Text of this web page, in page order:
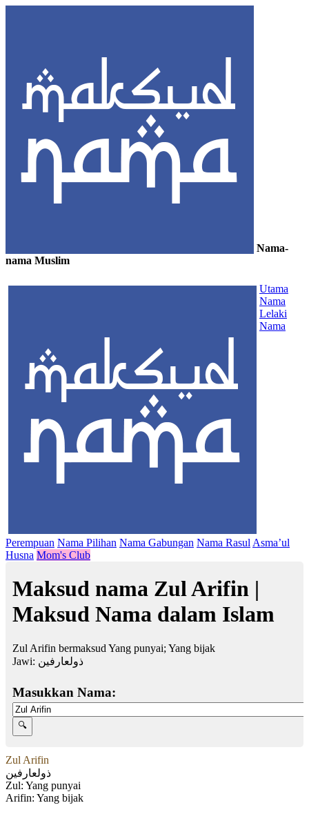
Nama-
nama Muslim
Utama
Nama
Lelaki
Nama
Perempuan Nama Pilihan Nama Gabungan Nama Rasul Asma’ul
Husna Mom's Club
Maksud nama Zul Arifin |
Maksud Nama dalam Islam
Zul Arifin bermaksud Yang punyai; Yang bijak
Jawi: ذولعارفين
Masukkan Nama:
Zul Arifin
ذولعارفين
Zul: Yang punyai
Arifin: Yang bijak